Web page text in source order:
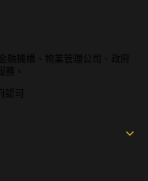
機構、物業管理公司、政府
。
認可